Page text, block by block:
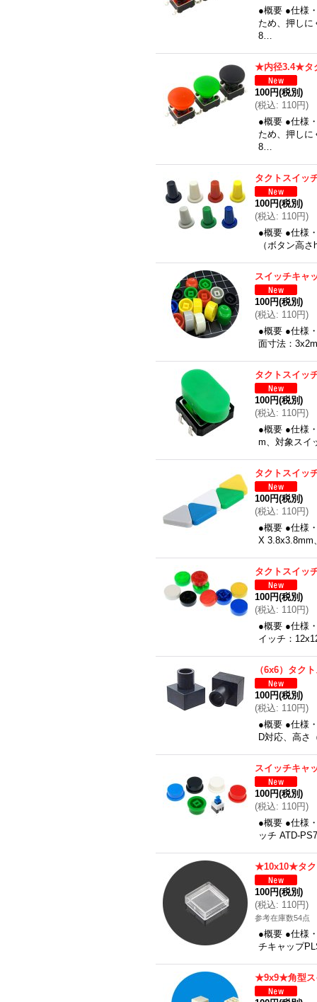
●概要 ●仕様
ため、押し
8…
★内径3.4★タ
100円(税別)
(税込: 110円)
●概要 ●仕様
ため、押し
8…
タクトスイッ
100円(税別)
(税込: 110円)
●概要 ●仕様
（ボタン高
スイッチキャ
100円(税別)
(税込: 110円)
●概要 ●仕様
面寸法：
タクトスイッ
100円(税別)
(税込: 110円)
●概要 ●仕様
m、対象スイ
タクトスイッ
100円(税別)
(税込: 110円)
●概要 ●仕様
X 3.8x3.8mm
タクトスイッ
100円(税別)
(税込: 110円)
●概要 ●仕様
イッチ：
（6x6）タク
100円(税別)
(税込: 110円)
●概要 ●仕様
D対応、高さ
スイッチキャ
100円(税別)
(税込: 110円)
●概要 ●仕様
ッチ ATD-
★10x10★タク
100円(税別)
(税込: 110円)
参考在庫数54点
●概要 ●仕様
チキャップ
★9x9★角型ス